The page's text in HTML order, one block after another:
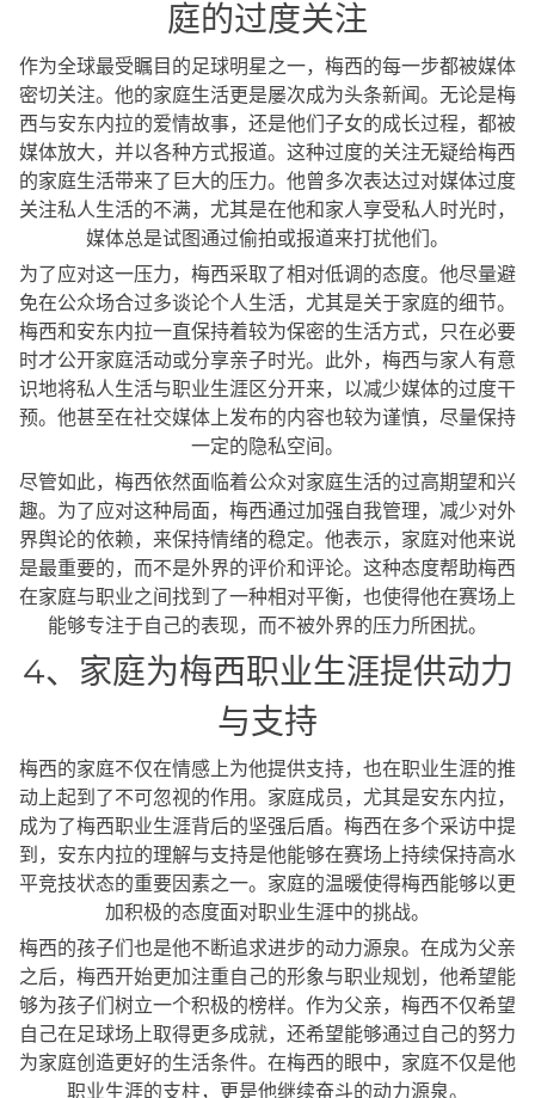
庭的过度关注
作为全球最受瞩目的足球明星之一，梅西的每一步都被媒体
密切关注。他的家庭生活更是屡次成为头条新闻。无论是梅
西与安东内拉的爱情故事，还是他们子女的成长过程，都被
媒体放大，并以各种方式报道。这种过度的关注无疑给梅西
的家庭生活带来了巨大的压力。他曾多次表达过对媒体过度
关注私人生活的不满，尤其是在他和家人享受私人时光时，
媒体总是试图通过偷拍或报道来打扰他们。
为了应对这一压力，梅西采取了相对低调的态度。他尽量避
免在公众场合过多谈论个人生活，尤其是关于家庭的细节。
梅西和安东内拉一直保持着较为保密的生活方式，只在必要
时才公开家庭活动或分享亲子时光。此外，梅西与家人有意
识地将私人生活与职业生涯区分开来，以减少媒体的过度干
预。他甚至在社交媒体上发布的内容也较为谨慎，尽量保持
一定的隐私空间。
尽管如此，梅西依然面临着公众对家庭生活的过高期望和兴
趣。为了应对这种局面，梅西通过加强自我管理，减少对外
界舆论的依赖，来保持情绪的稳定。他表示，家庭对他来说
是最重要的，而不是外界的评价和评论。这种态度帮助梅西
在家庭与职业之间找到了一种相对平衡，也使得他在赛场上
能够专注于自己的表现，而不被外界的压力所困扰。
4、家庭为梅西职业生涯提供动力
与支持
梅西的家庭不仅在情感上为他提供支持，也在职业生涯的推
动上起到了不可忽视的作用。家庭成员，尤其是安东内拉，
成为了梅西职业生涯背后的坚强后盾。梅西在多个采访中提
到，安东内拉的理解与支持是他能够在赛场上持续保持高水
平竞技状态的重要因素之一。家庭的温暖使得梅西能够以更
加积极的态度面对职业生涯中的挑战。
梅西的孩子们也是他不断追求进步的动力源泉。在成为父亲
之后，梅西开始更加注重自己的形象与职业规划，他希望能
够为孩子们树立一个积极的榜样。作为父亲，梅西不仅希望
自己在足球场上取得更多成就，还希望能够通过自己的努力
为家庭创造更好的生活条件。在梅西的眼中，家庭不仅是他
职业生涯的支柱，更是他继续奋斗的动力源泉。